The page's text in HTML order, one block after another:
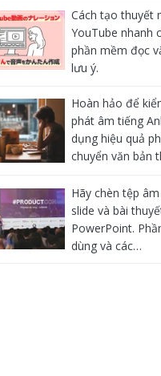
Cách tạo thuyết
YouTube nhanh
phần mềm đọc
lưu ý.
Hoàn hảo để
phát âm tiếng
dụng hiệu quả
chuyển văn bản
Hãy chèn tệp
slide và bài
PowerPoint.
dùng và các…